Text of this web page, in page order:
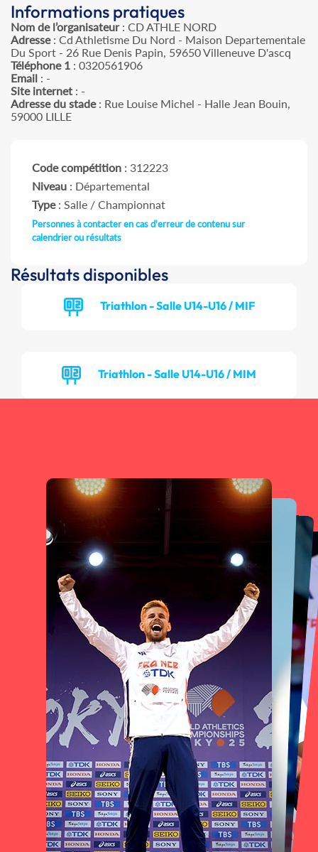
Informations pratiques
Nom de l’organisateur: CD ATHLE NORD
Adresse: Cd Athletisme Du Nord - Maison Departementale
Du Sport - 26 Rue Denis Papin, 59650 Villeneuve D'ascq
Téléphone 1 : 0320561906
Email : -
Site internet : -
Adresse du stade: Rue Louise Michel - Halle Jean Bouin,
59000 LILLE
Code compétition : 312223
Niveau : Départemental
Type: Salle / Championnat
Personnes à contacter en cas d'erreur de contenu sur
calendrier ou résultats
Résultats disponibles
Triathlon - Salle U14-U16 / MIF
Triathlon - Salle U14-U16 / MIM